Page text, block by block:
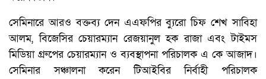
সেমিনারে আরও বক্তব্য দেন এএফপির ব্যুরো চিফ শেখ সাবিহা
আলম, বিজেসির চেয়ারম্যান রেজয়ানুল হক রাজা এবং টাইমস
মিডিয়া গ্রুপের চেয়ারম্যান ও ব্যবস্থাপনা পরিচালক এ কে আজাদ।
সেমিনার সঞ্চালনা করেন টিআইবির নির্বাহী পরিচালক